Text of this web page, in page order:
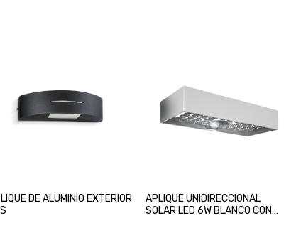
DE ALUMINIO EXTERIOR
APLIQUE UNIDIRECCIONAL
SOLAR LED 6W BLANCO CON